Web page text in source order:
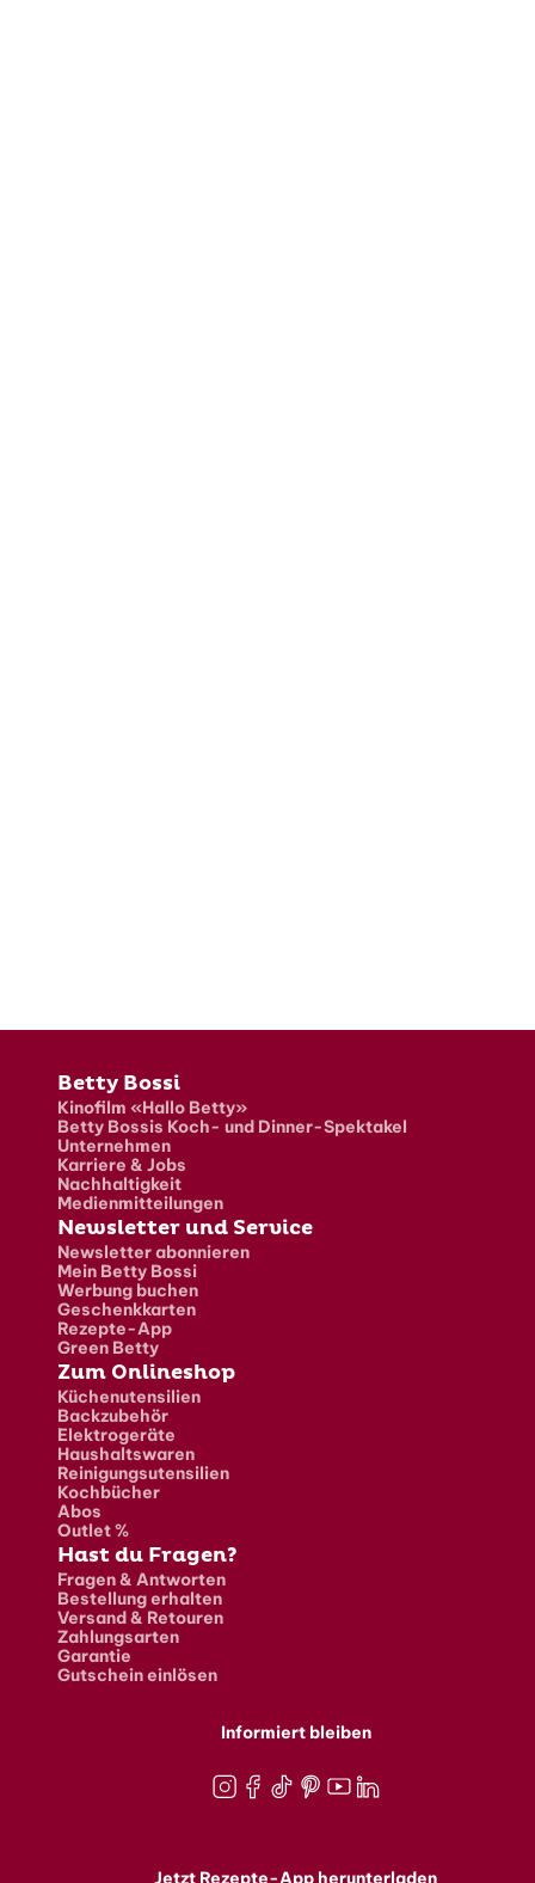
Fusszeile
Betty Bossi
Kinofilm «Hallo Betty»
Betty Bossis Koch- und Dinner-Spektakel
Unternehmen
Karriere & Jobs
Nachhaltigkeit
Medienmitteilungen
Newsletter und Service
Newsletter abonnieren
Mein Betty Bossi
Werbung buchen
Geschenkkarten
Rezepte-App
Green Betty
Zum Onlineshop
Küchenutensilien
Backzubehör
Elektrogeräte
Haushaltswaren
Reinigungsutensilien
Kochbücher
Abos
Outlet %
Hast du Fragen?
Fragen & Antworten
Bestellung erhalten
Versand & Retouren
Zahlungsarten
Garantie
Gutschein einlösen
Informiert bleiben
Jetzt Rezepte-App herunterladen